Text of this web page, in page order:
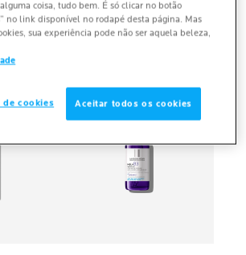
coisa, tudo bem. É só clicar no botão
no link disponível no rodapé desta página. Mas
sua experiência pode não ser aquela beleza,
de cookies Aceitar todos os cookies